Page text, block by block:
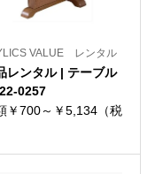
VALUE レンタル
レンタル | テーブル
0257
￥700～￥5,134（税